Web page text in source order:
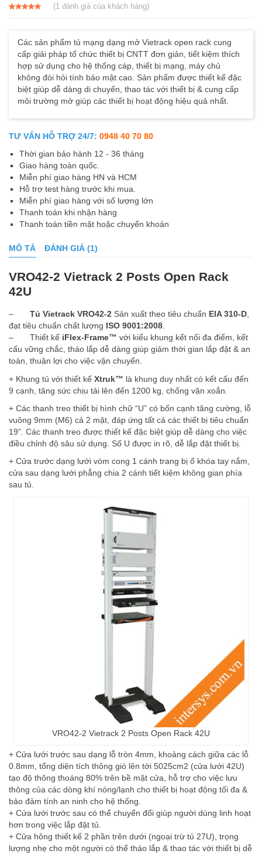
(1đánh giá của khách hàng)
Các sản phẩm tủ mạng dạng mở Vietrack open rack cung
cấp giải pháp tổ chức thiết bị CNTT đơn giản, tiết kiệm thích
hợp sử dụng cho hệ thống cáp, thiết bị mạng, máy chủ
không đòi hỏi tính bảo mật cao. Sản phẩm được thiết kế đặc
biệt giúp dễ dàng di chuyển, thao tác với thiết bị & cung cấp
môi trường mở giúp các thiết bị hoạt động hiệu quả nhất.
TƯ VẤN HỖ TRỢ 24/7: 0948 40 70 80
Thời gian bảo hành 12 - 36 tháng
Giao hàng toàn quốc.
Miễn phí giao hàng HN và HCM
Hỗ trợ test hàng trước khi mua.
Miễn phí giao hàng với số lượng lớn
Thanh toán khi nhận hàng
Thanh toán tiền mặt hoặc chuyển khoản
MÔ TẢ ĐÁNH GIÁ (1)
VRO42-2 Vietrack 2 Posts Open Rack
42U
– Tủ Vietrack VRO42-2 Sản xuất theo tiêu chuẩn EIA 310-D,
đạt tiêu chuẩn chất lượng ISO 9001:2008.
– Thiết kế iFlex-Frame™ với kiểu khung kết nối đa điểm, kết
cấu vững chắc, tháo lắp dễ dàng giúp giảm thời gian lắp đặt & an
toàn, thuận lợi cho việc vận chuyển.
+ Khung tủ với thiết kế Xtruk™ là khung duy nhất có kết cấu đến
9 cạnh, tăng sức chịu tải lên đến 1200 kg, chống vặn xoắn.
+ Các thanh treo thiết bị hình chữ “U” có bốn cạnh tăng cường, lỗ
vuông 9mm (M6) cả 2 mặt, đáp ứng tất cả các thiết bị tiêu chuẩn
19”. Các thanh treo được thiết kế đặc biệt giúp dễ dàng cho việc
điều chỉnh độ sâu sử dụng. Số U được in rõ, dễ lắp đặt thiết bị.
+ Cửa trước dạng lưới vòm cong 1 cánh trang bị ổ khóa tay nắm,
cửa sau dạng lưới phẳng chia 2 cánh tiết kiệm không gian phía
sau tủ.
VRO42-2 Vietrack 2 Posts Open Rack 42U
+ Cửa lưới trước sau dạng lỗ tròn 4mm, khoảng cách giữa các lỗ
0.8mm, tổng diện tích thông gió lên tới 5025cm2 (cửa lưới 42U)
tạo độ thông thoáng 80% trên bề mặt cửa, hỗ trợ cho việc lưu
thông của các dòng khí nóng/lạnh cho thiết bị hoạt động tối đa &
bảo đảm tính an ninh cho hệ thống.
+ Cửa lưới trước sau có thể chuyển đổi giúp người dùng linh hoạt
hơn trong việc lắp đặt tủ.
+ Cửa hông thiết kế 2 phần trên dưới (ngoại trừ tủ 27U), trọng
lượng nhẹ cho một người có thể tháo lắp & thao tác với thiết bị dễ